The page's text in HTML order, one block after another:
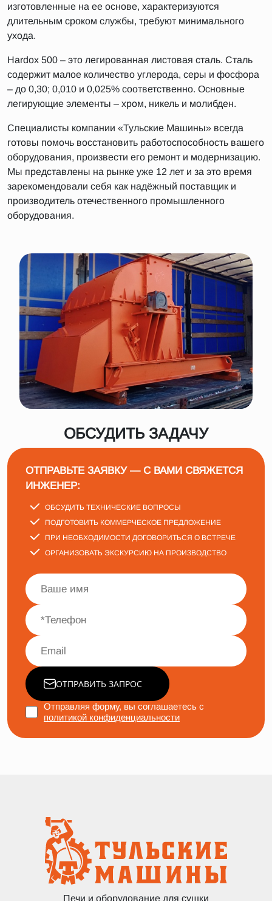
изготовленные на ее основе, характеризуются
длительным сроком службы, требуют минимального
ухода.
Hardox 500 – это легированная листовая сталь. Сталь
содержит малое количество углерода, серы и фосфора
– до 0,30; 0,010 и 0,025% соответственно. Основные
легирующие элементы – хром, никель и молибден.
Специалисты компании «Тульские Машины» всегда
готовы помочь восстановить работоспособность вашего
оборудования, произвести его ремонт и модернизацию.
Мы представлены на рынке уже 12 лет и за это время
зарекомендовали себя как надёжный поставщик и
производитель отечественного промышленного
оборудования.
ОБСУДИТЬ ЗАДАЧУ
ОТПРАВЬТЕ ЗАЯВКУ — С ВАМИ СВЯЖЕТСЯ
ИНЖЕНЕР:
ОБСУДИТЬ ТЕХНИЧЕСКИЕ ВОПРОСЫ
ПОДГОТОВИТЬ КОММЕРЧЕСКОЕ ПРЕДЛОЖЕНИЕ
ПРИ НЕОБХОДИМОСТИ ДОГОВОРИТЬСЯ О ВСТРЕЧЕ
ОРГАНИЗОВАТЬ ЭКСКУРСИЮ НА ПРОИЗВОДСТВО
ОТПРАВИТЬ ЗАПРОС
Отправляя форму, вы соглашаетесь с
политикой конфиденциальности
Печи и оборудование для сушки